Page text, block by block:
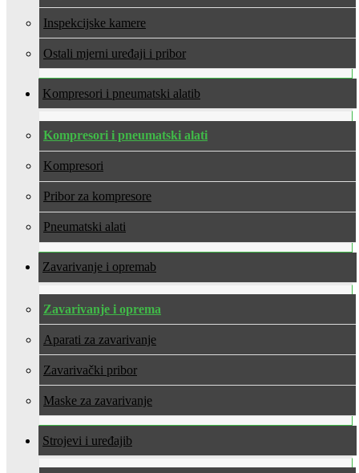
Inspekcijske kamere
Ostali mjerni uređaji i pribor
Kompresori i pneumatski alati
Kompresori i pneumatski alati
Kompresori
Pribor za kompresore
Pneumatski alati
Zavarivanje i oprema
Zavarivanje i oprema
Aparati za zavarivanje
Zavarivački pribor
Maske za zavarivanje
Strojevi i uređaji